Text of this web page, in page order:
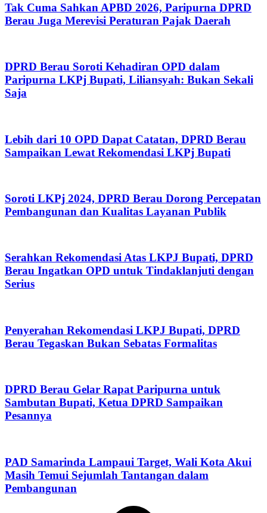
Tak Cuma Sahkan APBD 2026, Paripurna DPRD
Berau Juga Merevisi Peraturan Pajak Daerah
DPRD Berau Soroti Kehadiran OPD dalam
Paripurna LKPj Bupati, Liliansyah: Bukan Sekali
Saja
Lebih dari 10 OPD Dapat Catatan, DPRD Berau
Sampaikan Lewat Rekomendasi LKPj Bupati
Soroti LKPj 2024, DPRD Berau Dorong Percepatan
Pembangunan dan Kualitas Layanan Publik
Serahkan Rekomendasi Atas LKPJ Bupati, DPRD
Berau Ingatkan OPD untuk Tindaklanjuti dengan
Serius
Penyerahan Rekomendasi LKPJ Bupati, DPRD
Berau Tegaskan Bukan Sebatas Formalitas
DPRD Berau Gelar Rapat Paripurna untuk
Sambutan Bupati, Ketua DPRD Sampaikan
Pesannya
PAD Samarinda Lampaui Target, Wali Kota Akui
Masih Temui Sejumlah Tantangan dalam
Pembangunan